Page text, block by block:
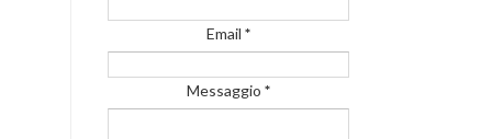
Email *
Messaggio *